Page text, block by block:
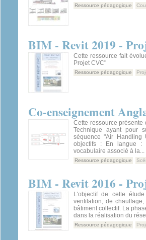
Ressource pédagogique
BIM - Revit 2019 -
Cette ressource fait
Projet CVC"
Ressource pédagogique
Co-enseignement
Cette ressource
Technique ayant pour
séquence "Air
objectifs : En langue :
vocabulaire associé à la...
Ressource pédagogique
BIM - Revit 2016 -
L'objectif de cette
ventilation, de
bâtiment collectif. La
dans la réalisation du
Ressource pédagogique